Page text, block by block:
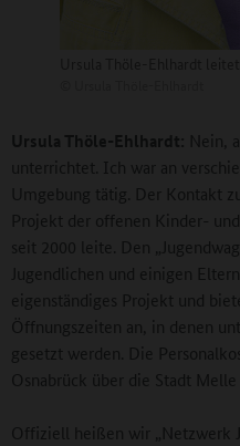
Ursula Thöle-Ehlhardt: Nein,
unterrichtet. Ich war an
Umgebung tätig. Der Kontakt
Projekt der offenen Kinder-
seit 2000 leite. Den
Jugendlichen und einigen
eigenständiges Projekt und
Öffnungszeiten an, in denen
gesetzt werden. Die
Osnabrück über die Stadt Melle
Offiziell heißen wir „Netzwerk